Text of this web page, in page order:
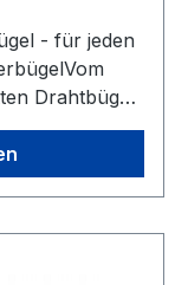
- für jeden
Drahtbügel.
aus. Die